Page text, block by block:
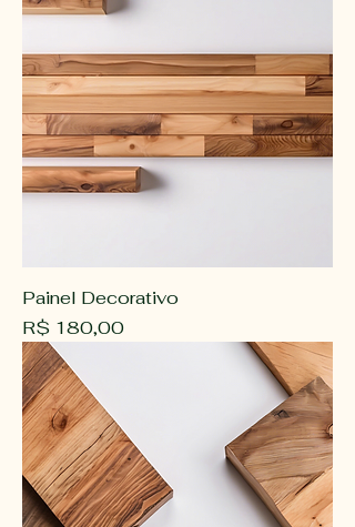
Painel Decorativo
Preço
R$ 180,00